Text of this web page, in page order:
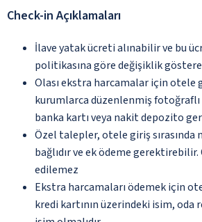
Check-in Açıklamaları
İlave yatak ücreti alınabilir ve bu
politikasına göre değişiklik
Olası ekstra harcamalar için otele
kurumlarca düzenlenmiş
banka kartı veya nakit depozito
Özel talepler, otele giriş sırasında
bağlıdır ve ek ödeme
edilemez
Ekstra harcamaları ödemek için
kredi kartının üzerindeki isim, oda